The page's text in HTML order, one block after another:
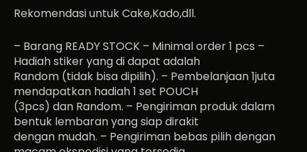
Rekomendasi untuk Cake,Kado,dll.
– Barang READY STOCK – Minimal order 1 pcs –
Hadiah stiker yang di dapat adalah
Random (tidak bisa dipilih). – Pembelanjaan 1juta
mendapatkan hadiah 1 set POUCH
(3pcs) dan Random. – Pengiriman produk dalam
bentuk lembaran yang siap dirakit
dengan mudah. – Pengiriman bebas pilih dengan